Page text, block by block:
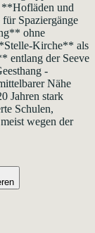
und
Spaziergänge
ohne
Kirche** als
entlang der Seeve
-
Nähe
Jahren stark
Schulen,
wegen der